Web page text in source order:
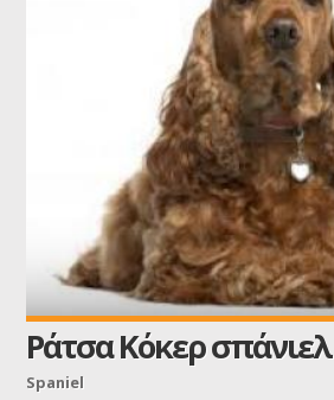
Ράτσα Κόκερ σπάνιελ
Spaniel